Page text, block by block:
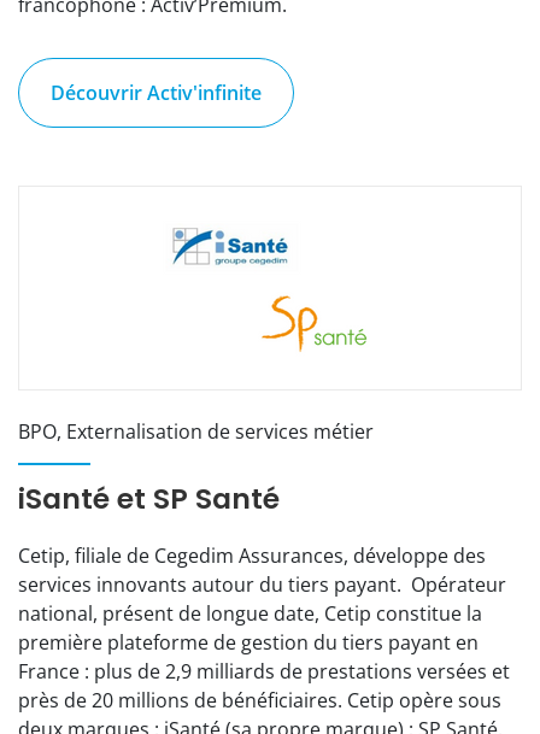
Découvrir Activ'infinite
BPO, Externalisation de services métier
iSanté et SP Santé
Cetip, filiale de Cegedim Assurances, développe des
services innovants autour du tiers payant. Opérateur
national, présent de longue date, Cetip constitue la
première plateforme de gestion du tiers payant en
France : plus de 2,9 milliards de prestations versées et
près de 20 millions de bénéficiaires. Cetip opère sous